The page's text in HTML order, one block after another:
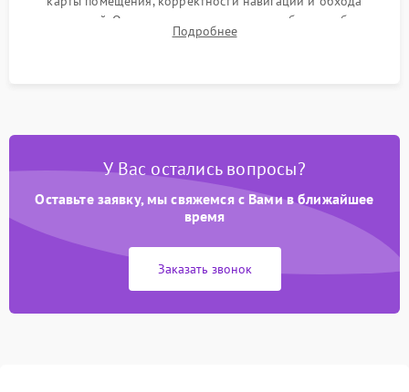
препятствий. Оценка силы всасывания и работы турбины.
Тестирование автоматического возврата на док-станцию и
Подробнее
У Вас остались вопросы?
Оставьте заявку, мы свяжемся с Вами в ближайшее
время
Заказать звонок